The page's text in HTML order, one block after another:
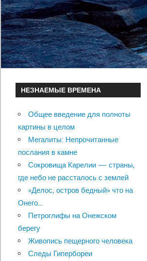
НЕЗНАЕМЫЕ ВРЕМЕНА
Общее введение для полноты
картины в целом
Мегалиты: Непрочитанные
послания в камне
Сокровища Карелии — страны,
где небо не рассталось с землей
«Делос, остров бедный» что на
Онего…
Петроглифы на Онежском
берегу
Живопись пещерного человека
Следы Гипербореи